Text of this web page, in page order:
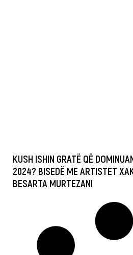
KUSH ISHIN GRATË QË
2024? BISEDË ME ARTISTET
BESARTA MURTEZANI